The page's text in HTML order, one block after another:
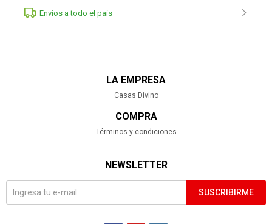
Envíos a todo el pais
LA EMPRESA
Casas Divino
COMPRA
Términos y condiciones
NEWSLETTER
SUSCRIBIRME